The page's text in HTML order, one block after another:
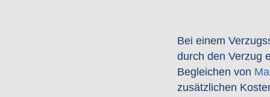
Bei einem
durch den Verzug
Begleichen von
zusätzlichen